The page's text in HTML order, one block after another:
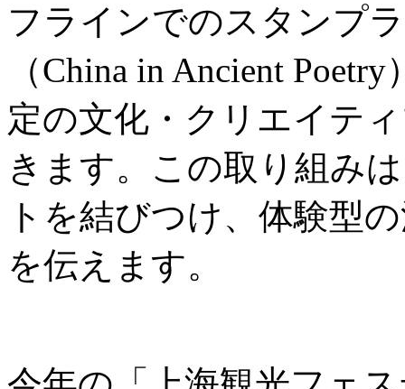
フラインでのスタンプ
（China in Ancient
定の文化・クリエイテ
きます。この取り組み
トを結びつけ、体験型
を伝えます。